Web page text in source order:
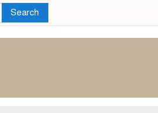
Search